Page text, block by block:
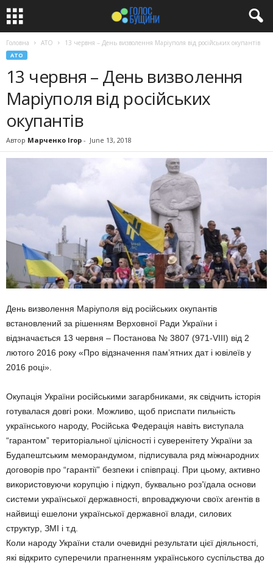
Головна АТО 13 червня – День визволення Маріуполя від російських окупантів
АТО
13 червня – День визволення
Маріуполя від російських
окупантів
Автор Марченко Ігор - June 13, 2018
День визволення Маріуполя від російських окупантів
встановлений за рішенням Верховної Ради України і
відзначається 13 червня – Постанова № 3807 (971-VIII) від 2
лютого 2016 року «Про відзначення пам’ятних дат і ювілеїв у
2016 році».
Окупація України російськими загарбниками, як свідчить історія
готувалася довгі роки. Можливо, щоб приспати пильність
українського народу, Російська Федерація навіть виступала
“гарантом” територіальної цілісності і суверенітету України за
Будапештським меморандумом, підписувала ряд міжнародних
договорів про “гарантії” безпеки і співпраці. При цьому, активно
використовуючи корупцію і підкуп, буквально роз’їдала основи
системи української державності, впроваджуючи своїх агентів в
найвищі ешелони української державної влади, силових
структур, ЗМІ і т.д.
Коли народу України стали очевидні результати цієї діяльності,
які відкрито суперечили прагненням українського суспільства до